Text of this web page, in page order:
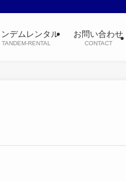
ンデムレンタル
TANDEM-RENTAL
お問い合わせ
CONTACT